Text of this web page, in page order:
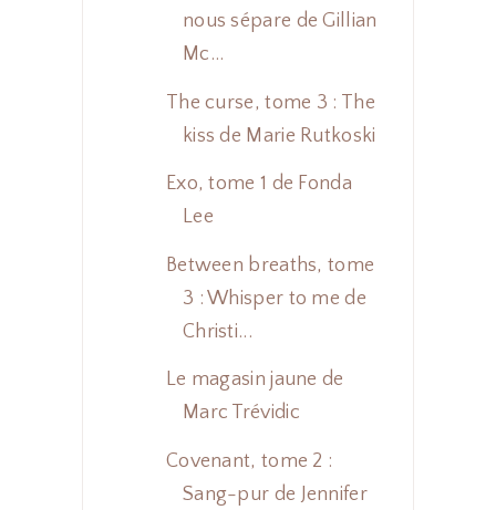
nous sépare de Gillian
Mc...
The curse, tome 3 : The
kiss de Marie Rutkoski
Exo, tome 1 de Fonda
Lee
Between breaths, tome
3 : Whisper to me de
Christi...
Le magasin jaune de
Marc Trévidic
Covenant, tome 2 :
Sang-pur de Jennifer